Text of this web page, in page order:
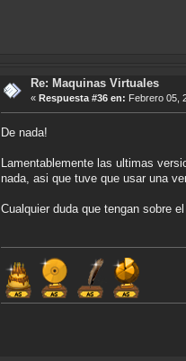
Re: Maquinas Virtuales
« Respuesta #36 en: Febrero 05,
De nada!
Lamentablemente las ultimas
nada, asi que tuve que usar una
Cualquier duda que tengan sobre